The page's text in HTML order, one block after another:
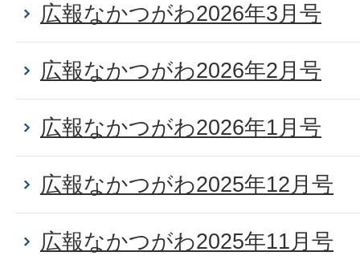
広報なかつがわ2026年3月号
広報なかつがわ2026年2月号
広報なかつがわ2026年1月号
広報なかつがわ2025年12月号
広報なかつがわ2025年11月号